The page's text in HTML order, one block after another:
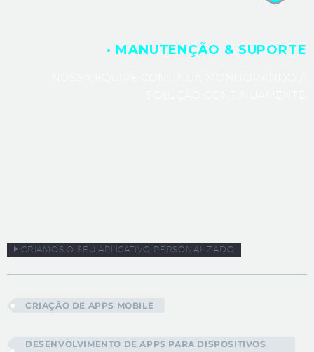
· MANUTENÇÃO & SUPORTE
CRIAMOS O SEU APLICATIVO PERSONALIZADO
CRIAÇÃO DE APPS MOBILE
DESENVOLVIMENTO DE APPS PARA DISPOSITIVOS